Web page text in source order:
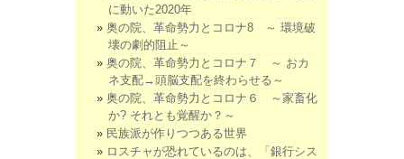
に動いた2020年
奥の院、革命勢力とコロナ8 ～ 環境破
壊の劇的阻止～
奥の院、革命勢力とコロナ７ ～ おカ
ネ支配→頭脳支配を終わらせる～
奥の院、革命勢力とコロナ６ ～家畜化
か? それとも覚醒か？～
民族派が作りつつある世界
ロスチャが恐れているのは、「銀行シス